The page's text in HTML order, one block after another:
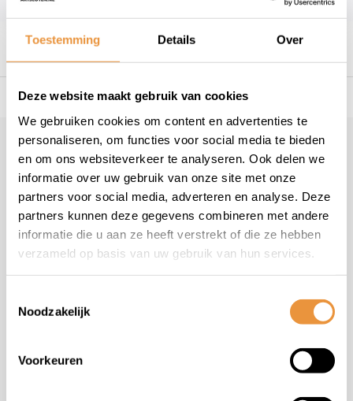
Toestemming Details Over
Deze website maakt gebruik van cookies
We gebruiken cookies om content en advertenties te
personaliseren, om functies voor social media te bieden
en om ons websiteverkeer te analyseren. Ook delen we
informatie over uw gebruik van onze site met onze
partners voor social media, adverteren en analyse. Deze
partners kunnen deze gegevens combineren met andere
informatie die u aan ze heeft verstrekt of die ze hebben
verzameld op basis van uw gebruik van hun services.
Noodzakelijk
Voorkeuren
voor uw tweewieler Snelle levering
Klantenservice
Veelgestelde vragen
+31 78 780 2330
info@artsloten.nl